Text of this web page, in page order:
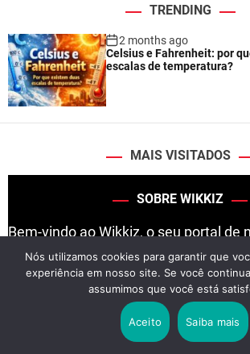
TRENDING
2 months ago
Celsius e Fahrenheit: por
escalas de temperatura?
MAIS VISITADOS
SOBRE WIKKIZ
Bem-vindo ao Wikkiz, o seu portal de
confiável e atualizado. Nós nos
informações precisas e relevantes
acontecimentos mais importantes no
Nós utilizamos cookies para garantir que
experiência em nosso site. Se você
assumimos que você está
Aceito Saiba mais